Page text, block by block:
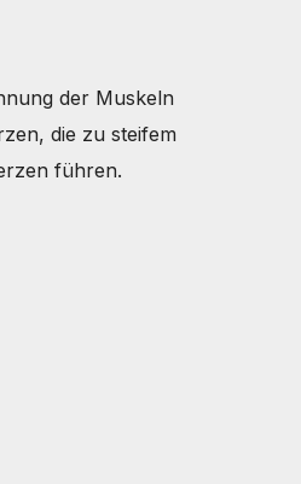
der Muskeln
die zu steifem
führen.